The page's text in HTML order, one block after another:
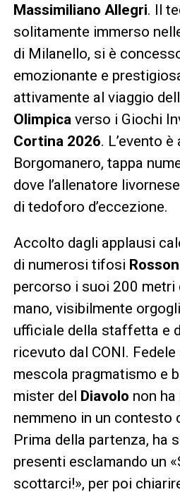
Massimiliano Allegri. Il
solitamente immerso
di Milanello, si è
emozionante e
attivamente al viaggio
Olimpica verso i Giochi
Cortina 2026. L’evento
Borgomanero, tappa
dove l’allenatore
di tedoforo d’eccezione.
Accolto dagli applausi
di numerosi tifosi
percorso i suoi 200 metri
mano, visibilmente
ufficiale della staffetta e
ricevuto dal CONI.
mescola pragmatismo e
mister del Diavolo non ha
nemmeno in un contesto
Prima della partenza, ha
presenti esclamando un
scottarci!», per poi